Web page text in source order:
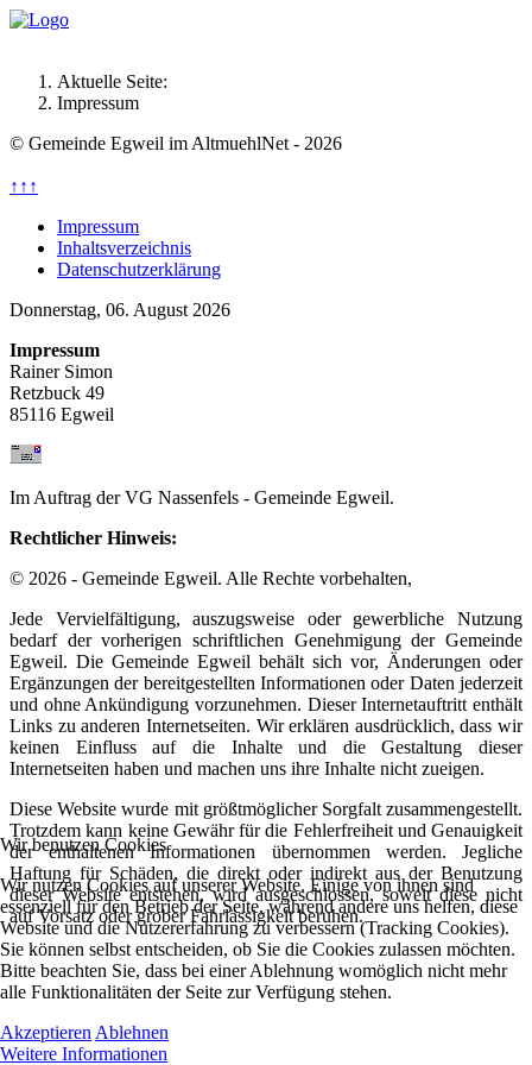
Aktuelle Seite:
Impressum
© Gemeinde Egweil im AltmuehlNet - 2026
↑↑↑
Impressum
Inhaltsverzeichnis
Datenschutzerklärung
Donnerstag, 06. August 2026
Impressum
Rainer Simon
Retzbuck 49
85116 Egweil
Im Auftrag der VG Nassenfels - Gemeinde Egweil.
Rechtlicher Hinweis:
© 2026 - Gemeinde Egweil. Alle Rechte vorbehalten,
Jede Vervielfältigung, auszugsweise oder gewerbliche Nutzung
bedarf der vorherigen schriftlichen Genehmigung der Gemeinde
Egweil. Die Gemeinde Egweil behält sich vor, Änderungen oder
Ergänzungen der bereitgestellten Informationen oder Daten jederzeit
und ohne Ankündigung vorzunehmen. Dieser Internetauftritt enthält
Links zu anderen Internetseiten. Wir erklären ausdrücklich, dass wir
keinen Einfluss auf die Inhalte und die Gestaltung dieser
Internetseiten haben und machen uns ihre Inhalte nicht zueigen.
Diese Website wurde mit größtmöglicher Sorgfalt zusammengestellt.
Trotzdem kann keine Gewähr für die Fehlerfreiheit und Genauigkeit
der enthaltenen Informationen übernommen werden. Jegliche
Haftung für Schäden, die direkt oder indirekt aus der Benutzung
dieser Website entstehen, wird ausgeschlossen, soweit diese nicht
auf Vorsatz oder grober Fahrlässigkeit beruhen.
Wir benutzen Cookies
Wir nutzen Cookies auf unserer Website. Einige von ihnen sind
essenziell für den Betrieb der Seite, während andere uns helfen, diese
Website und die Nutzererfahrung zu verbessern (Tracking Cookies).
Sie können selbst entscheiden, ob Sie die Cookies zulassen möchten.
Bitte beachten Sie, dass bei einer Ablehnung womöglich nicht mehr
alle Funktionalitäten der Seite zur Verfügung stehen.
Akzeptieren Ablehnen
Weitere Informationen